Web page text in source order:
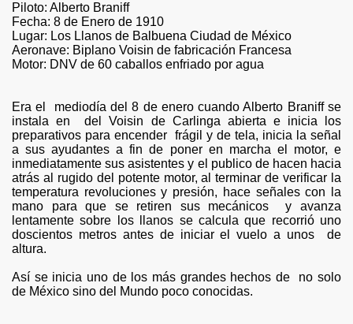
Piloto: Alberto Braniff
Fecha: 8 de Enero de 1910
Lugar: Los Llanos de Balbuena Ciudad de México
Aeronave: Biplano Voisin de fabricación Francesa
Motor: DNV de 60 caballos enfriado por agua
Era el mediodía del 8 de enero cuando Alberto Braniff se
instala en del Voisin de Carlinga abierta e inicia los
preparativos para encender frágil y de tela, inicia la señal
a sus ayudantes a fin de poner en marcha el motor, e
inmediatamente sus asistentes y el publico de hacen hacia
atrás al rugido del potente motor, al terminar de verificar la
temperatura revoluciones y presión, hace señales con la
mano para que se retiren sus mecánicos y avanza
lentamente sobre los llanos se calcula que recorrió uno
doscientos metros antes de iniciar el vuelo a unos de
altura.
Así se inicia uno de los más grandes hechos de no solo
de México sino del Mundo poco conocidas.